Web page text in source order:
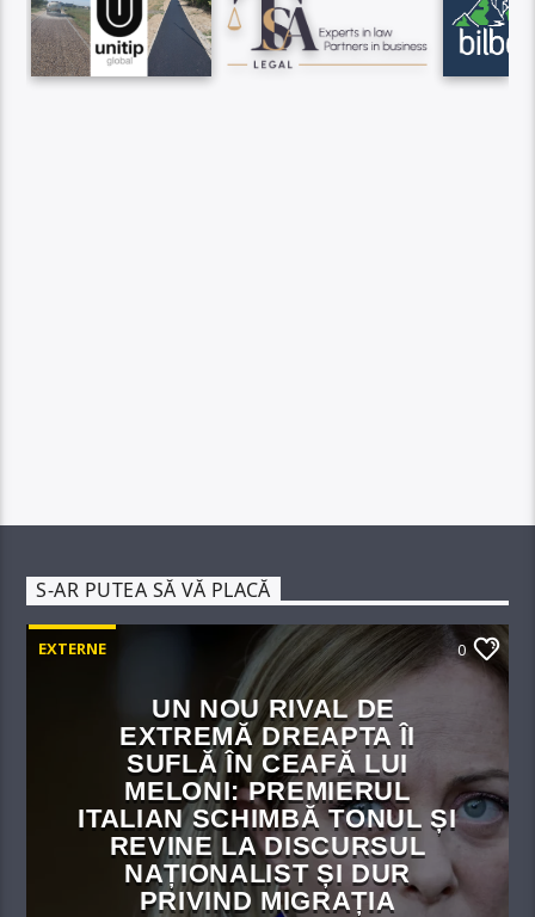
S-AR PUTEA SĂ VĂ PLACĂ
EXTERNE 0
UN NOU RIVAL DE
EXTREMĂ DREAPTA ÎI
SUFLĂ ÎN CEAFĂ LUI
MELONI: PREMIERUL
ITALIAN SCHIMBĂ TONUL ȘI
REVINE LA DISCURSUL
NAȚIONALIST ȘI DUR
PRIVIND MIGRAȚIA